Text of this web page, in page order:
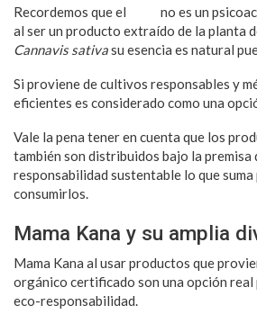
Recordemos que el
no es un
al ser un producto extraído de la planta
Cannavis sativasu esencia es natural
Si proviene de cultivos responsables y
eficientes es considerado como una
Vale la pena tener en cuenta que los
también son distribuidos bajo la premisa
responsabilidad sustentable lo que
consumirlos.
Mama Kana y su amplia
Mama Kana al usar productos que
orgánico certificado son una opción real
eco-responsabilidad.